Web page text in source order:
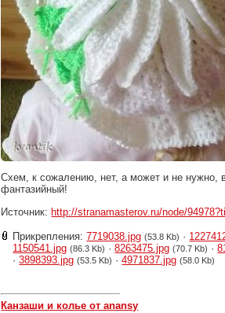
Схем, к сожалению, нет, а может и не нужно,
фантазийный!
Источник: http://stranamasterov.ru/node/
Прикрепления:7719038.jpg (53.8 Kb) ·
1150541.jpg (86.3 Kb) ·8263475.jpg (70.7 Kb) ·
·3898393.jpg (53.5 Kb) ·4971837.jpg (58.0 Kb)
Канзаши и колье от anansy